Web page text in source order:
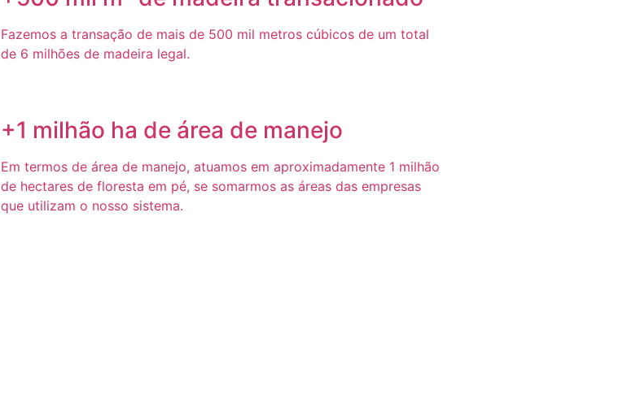
Fazemos a transação de mais de 500 mil metros cúbicos de um total
de 6 milhões de madeira legal.
+1 milhão ha de área de manejo
Em termos de área de manejo, atuamos em aproximadamente 1 milhão
de hectares de floresta em pé, se somarmos as áreas das empresas
que utilizam o nosso sistema.